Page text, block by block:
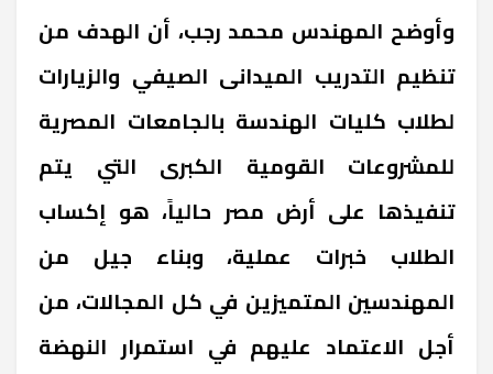
وأوضح المهندس محمد رجب، أن الهدف من
تنظيم التدريب الميدانى الصيفي والزيارات
لطلاب كليات الهندسة بالجامعات المصرية
للمشروعات القومية الكبرى التي يتم
تنفيذها على أرض مصر حالياً، هو إكساب
الطلاب خبرات عملية، وبناء جيل من
المهندسين المتميزين في كل المجالات، من
أجل الاعتماد عليهم في استمرار النهضة